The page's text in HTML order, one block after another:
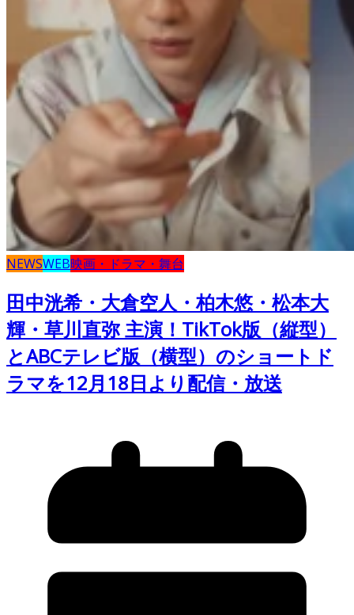
NEWSWEB映画・ドラマ・舞台
田中洸希・大倉空人・柏木悠・松本大
輝・草川直弥 主演！TikTok版（縦型）
とABCテレビ版（横型）のショートド
ラマを12月18日より配信・放送